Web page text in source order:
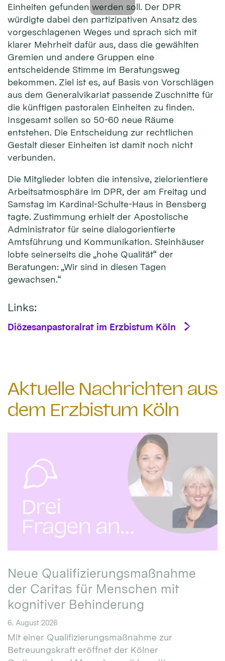
Einheiten gefunden werden soll. Der DPR
würdigte dabei den partizipativen Ansatz des
vorgeschlagenen Weges und sprach sich mit
klarer Mehrheit dafür aus, dass die gewählten
Gremien und andere Gruppen eine
entscheidende Stimme im Beratungsweg
bekommen. Ziel ist es, auf Basis von Vorschlägen
aus dem Generalvikariat passende Zuschnitte für
die künftigen pastoralen Einheiten zu finden.
Insgesamt sollen so 50-60 neue Räume
entstehen. Die Entscheidung zur rechtlichen
Gestalt dieser Einheiten ist damit noch nicht
verbunden.
Die Mitglieder lobten die intensive, zielorientiere
Arbeitsatmosphäre im DPR, der am Freitag und
Samstag im Kardinal-Schulte-Haus in Bensberg
tagte. Zustimmung erhielt der Apostolische
Administrator für seine dialogorientierte
Amtsführung und Kommunikation. Steinhäuser
lobte seinerseits die „hohe Qualität“ der
Beratungen: „Wir sind in diesen Tagen
gewachsen.“
Links:
Diözesanpastoralrat im Erzbistum Köln
Aktuelle Nachrichten aus
dem Erzbistum Köln
Neue Qualifizierungsmaßnahme
der Caritas für Menschen mit
kognitiver Behinderung
6. August 2026
Mit einer Qualifizierungsmaßnahme zur
Betreuungskraft eröffnet der Kölner